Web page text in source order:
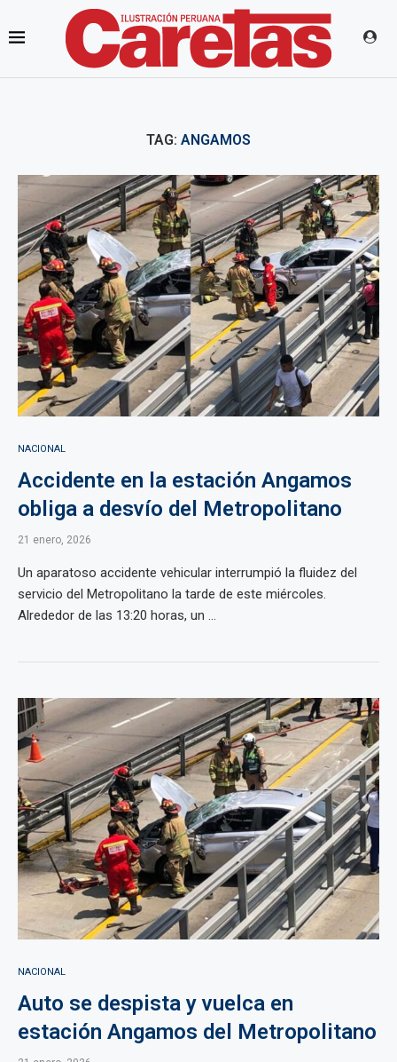
TAG: ANGAMOS
NACIONAL
Accidente en la estación Angamos
obliga a desvío del Metropolitano
21 enero, 2026
Un aparatoso accidente vehicular interrumpió la fluidez del
servicio del Metropolitano la tarde de este miércoles.
Alrededor de las 13:20 horas, un ...
NACIONAL
Auto se despista y vuelca en
estación Angamos del Metropolitano